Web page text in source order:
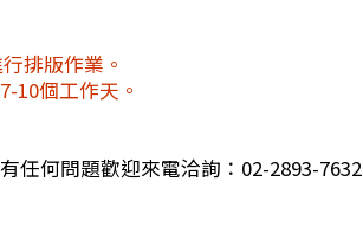
排版作業。
10個工作天。
任何問題歡迎來電洽詢：02-2893-7632